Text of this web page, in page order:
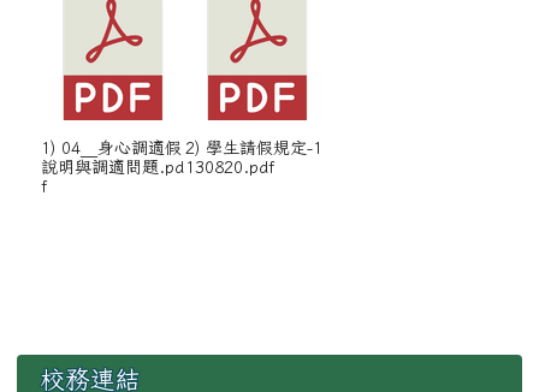
1) 04__身心調適假
說明與調適問題.pd
f
2) 學生請假規定-1
130820.pdf
左邊區域內容
校務連結